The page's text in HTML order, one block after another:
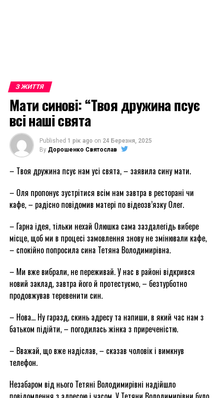
З ЖИТТЯ
Мати синові: “Твоя дружина псує
всі наші свята
Published 1 рік ago on 24 Березня, 2025
By Дорошенко Святослав
– Твоя дружина псує нам усі свята, – заявила сину мати.
– Оля пропонує зустрітися всім нам завтра в ресторані чи
кафе, – радісно повідомив матері по відеозв’язку Олег.
– Гарна ідея, тільки нехай Олюшка сама заздалегідь вибере
місце, щоб ми в процесі замовлення знову не змінювали кафе,
– спокійно попросила сина Тетяна Володимирівна.
– Ми вже вибрали, не переживай. У нас в районі відкрився
новий заклад, завтра його й протестуємо, – безтурботно
продовжував теревенити син.
– Нова… Ну гаразд, скинь адресу та напиши, в який час нам з
батьком підійти, – погодилась жінка з приреченістю.
– Вважай, що вже надіслав, – сказав чоловік і вимкнув
телефон.
Незабаром від нього Тетяні Володимирівні надійшло